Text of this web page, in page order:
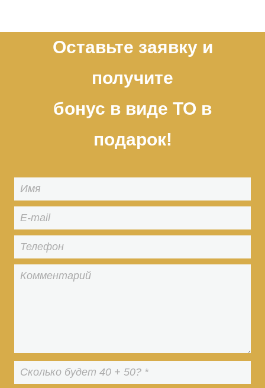
Оставьте заявку и
получите
бонус в виде ТО в
подарок!